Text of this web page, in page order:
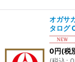
オガサ
タログ
0円(税